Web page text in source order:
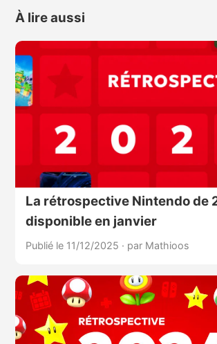
À lire aussi
La rétrospective Nintendo de
disponible en janvier
Publié le 11/12/2025 · par Mathioos